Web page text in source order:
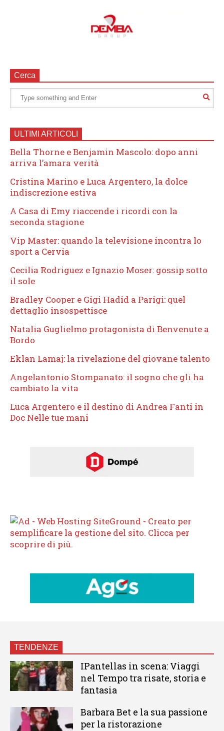
Cerca
ULTIMI ARTICOLI
Bella Thorne e Benjamin Mascolo: dopo anni
arriva l’amara verità
Cristina Marino e Luca Argentero, la dolce
indiscrezione estiva
A Casa di Emy riaccende i ricordi con la
seconda stagione
Vip Master: quando la televisione incontra lo
sport a Cervia
Cecilia Rodriguez e Ignazio Moser: gossip sotto
il sole
Bradley Cooper e Gigi Hadid a Parigi: quel
dettaglio insospettisce
Natalia Guglielmo protagonista di Benvenute a
Bordo
Eklan Lamaj: la rivelazione del giovane talento
Angelantonio Stompanato: il sogno che gli ha
cambiato la vita
Luca Argentero e il destino di Andrea Fanti in
Doc Nelle tue mani
TENDENZE
IPantellas in scena: Viaggi
nel Tempo tra risate, storia e
fantasia
Barbara Bet e la sua passione
per la ristorazione